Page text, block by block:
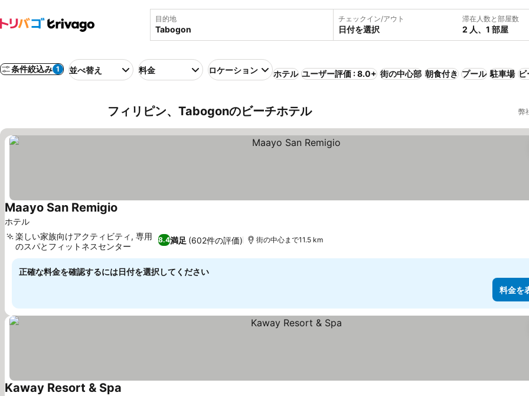
目的地 チェックイン/アウト
日付を選択
滞在人数と部屋数
2 人、1 部屋
条件絞込み 1 並べ替え 料金 ロケーション ホテル ユーザー評価 : 8.0+ 街の中心部 朝食付き プール 駐車場 ビ
フィリピン、Tabogonのビーチホテル 弊
ホテル
Maayo San Remigio
8.4満足 (602件の評価)
楽しい家族向けアクティビティ, 専用
のスパとフィットネスセンター
街の中心まで11.5 km
正確な料金を確認するには日付を選択してください
料金を
Kaway Resort & Spa